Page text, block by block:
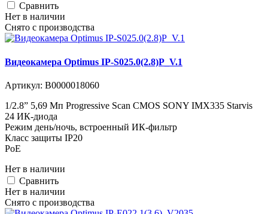
Cравнить
Нет в наличии
Снято с производства
Видеокамера Optimus IP-S025.0(2.8)P_V.1
Артикул: В0000018060
1/2.8” 5,69 Мп Progressive Scan CMOS SONY IMX335 Starvis
24 ИК-диода
Режим день/ночь, встроенный ИК-фильтр
Класс защиты IP20
PoE
Нет в наличии
Cравнить
Нет в наличии
Снято с производства